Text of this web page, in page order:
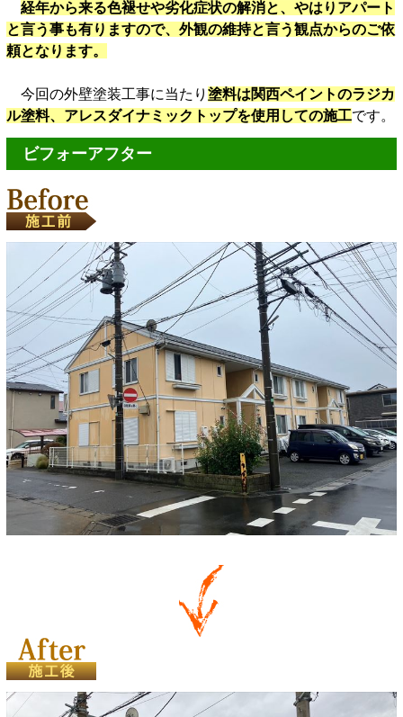
経年から来る色褪せや劣化症状の解消と、やはりアパート
と言う事も有りますので、外観の維持と言う観点からのご依
頼となります。
今回の外壁塗装工事に当たり 塗料は関西ペイントのラジカ
ル塗料、アレスダイナミックトップを使用しての施工です。
ビフォーアフター